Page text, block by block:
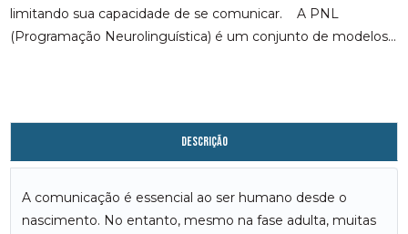
limitando sua capacidade de se comunicar. A PNL
(Programação Neurolinguística) é um conjunto de modelos...
Descrição
A comunicação é essencial ao ser humano desde o
nascimento. No entanto, mesmo na fase adulta, muitas